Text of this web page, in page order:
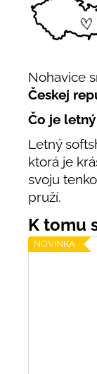
Nohavice
Českej
Čo je
Letný
ktorá je
svoju
pruží.
NOVINKA